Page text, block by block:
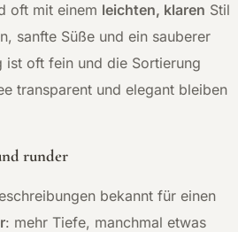
oft mit einem leichten, klaren Stil
sanfte Süße und ein sauberer
ist oft fein und die Sortierung
transparent und elegant bleiben
runder
bekannt für einen
: mehr Tiefe, manchmal etwas